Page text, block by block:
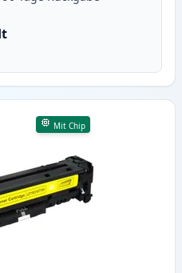
Mit Chip